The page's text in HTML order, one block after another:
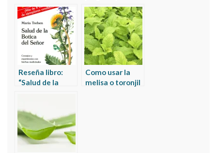
correctamente
la Equinácea?
actuar como
antibiótico
natural
Reseña libro:
“Salud de la
Como usar la
melisa o toronjil